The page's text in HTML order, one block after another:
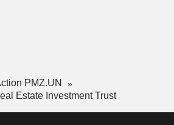
PMZ.UN
Estate Investment Trust